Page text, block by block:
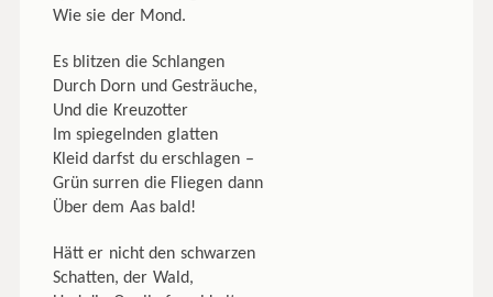
Wie sie der Mond.
Es blitzen die Schlangen
Durch Dorn und Gesträuche,
Und die Kreuzotter
Im spiegelnden glatten
Kleid darfst du erschlagen –
Grün surren die Fliegen dann
Über dem Aas bald!
Hätt er nicht den schwarzen
Schatten, der Wald,